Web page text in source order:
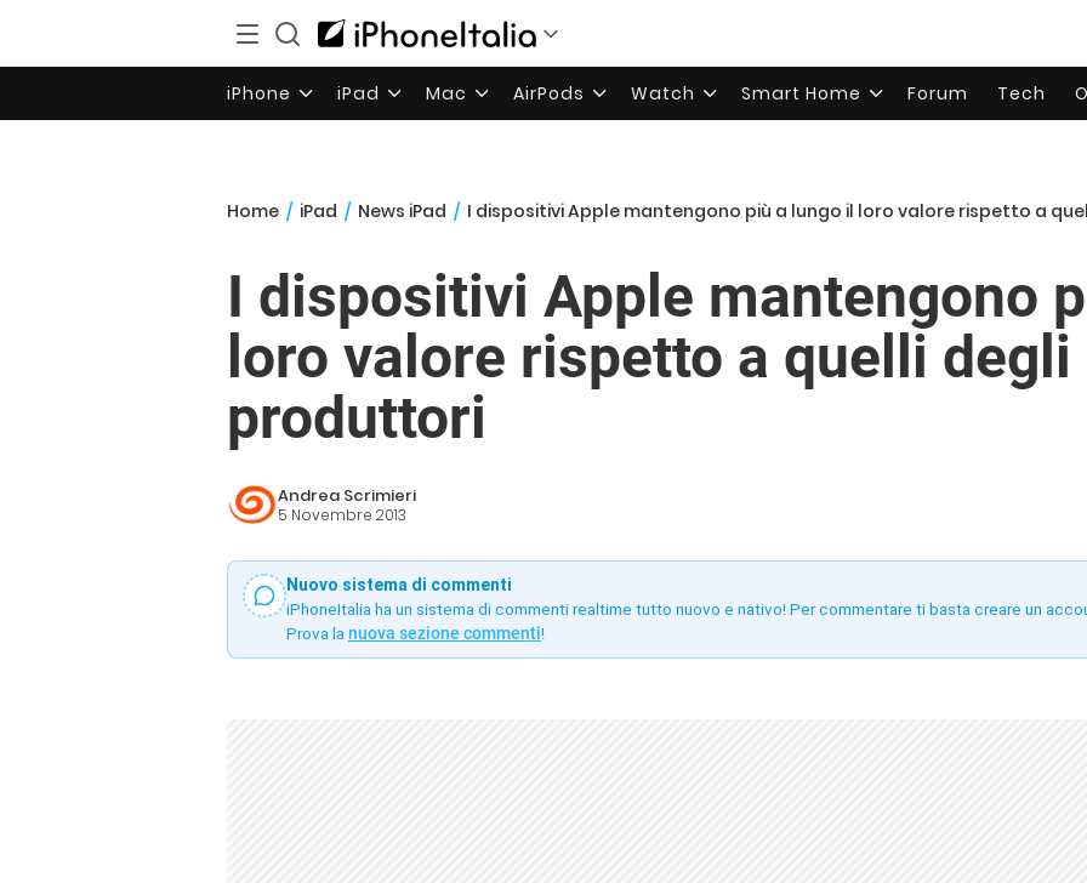
iPhone iPad Mac AirPods Watch Smart Home Forum Tech
Home / iPad / News iPad / I dispositivi Apple mantengono più a lungo il loro valore rispetto a
I dispositivi Apple mantengono
loro valore rispetto a quelli
produttori
Andrea Scrimieri
5 Novembre 2013
Nuovo sistema di commenti
iPhoneItalia ha un sistema di commenti realtime tutto nuovo e nativo! Per commentare ti basta creare un
Prova la nuova sezione commenti!